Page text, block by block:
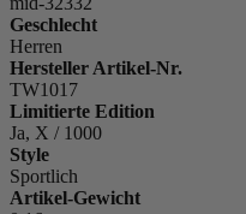
Geschlecht
Herren
Hersteller Artikel-Nr.
TW1017
Limitierte Edition
Ja, X / 1000
Style
Sportlich
Artikel-Gewicht